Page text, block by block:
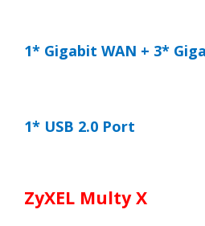
1* Gigabit WAN + 3*
1* USB 2.0 Port
ZyXEL Multy X